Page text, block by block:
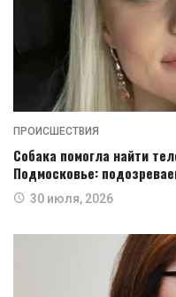
ПРОИСШЕСТВИЯ
Собака помогла найти
Подмосковье:
30 июля, 2026